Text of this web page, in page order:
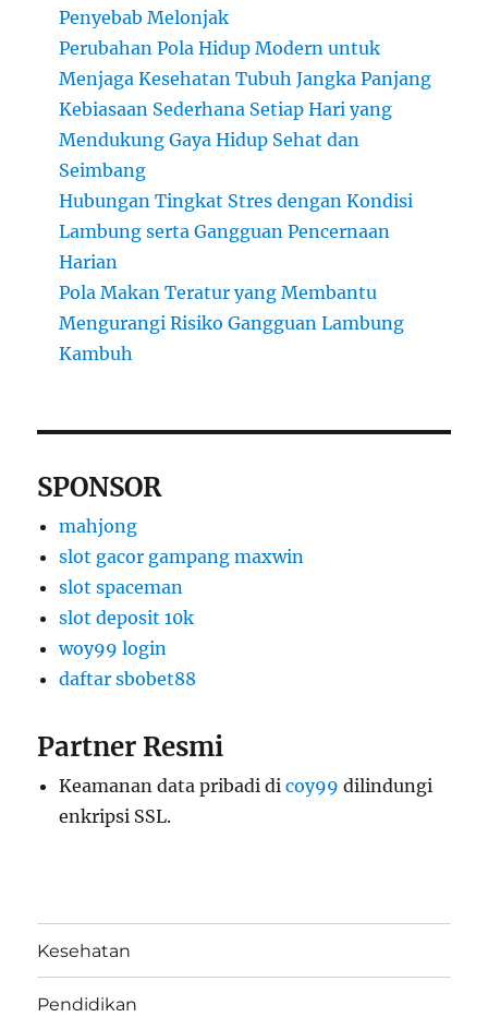
Penyebab Melonjak
Perubahan Pola Hidup Modern untuk
Menjaga Kesehatan Tubuh Jangka Panjang
Kebiasaan Sederhana Setiap Hari yang
Mendukung Gaya Hidup Sehat dan
Seimbang
Hubungan Tingkat Stres dengan Kondisi
Lambung serta Gangguan Pencernaan
Harian
Pola Makan Teratur yang Membantu
Mengurangi Risiko Gangguan Lambung
Kambuh
SPONSOR
mahjong
slot gacor gampang maxwin
slot spaceman
slot deposit 10k
woy99 login
daftar sbobet88
Partner Resmi
Keamanan data pribadi dicoy99 dilindungi
enkripsi SSL.
Kesehatan
Pendidikan